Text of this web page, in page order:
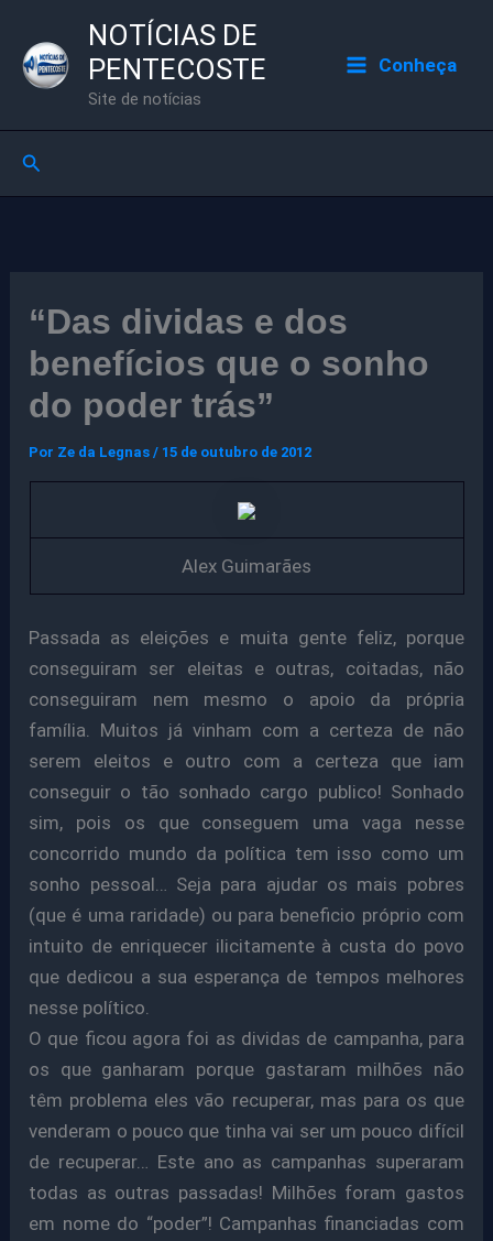
para
NOTÍCIAS DE
PENTECOSTE
Site de notícias
Conheça
Pesquisar
“Das dividas e dos
benefícios que o sonho
do poder trás”
Por Ze da Legnas/ 15 de outubro de 2012
Alex Guimarães
Passada as eleições e muita gente feliz, porque
conseguiram ser eleitas e outras, coitadas, não
conseguiram nem mesmo o apoio da própria
família. Muitos já vinham com a certeza de não
serem eleitos e outro com a certeza que iam
conseguir o tão sonhado cargo publico! Sonhado
sim, pois os que conseguem uma vaga nesse
concorrido mundo da política tem isso como um
sonho pessoal… Seja para ajudar os mais pobres
(que é uma raridade) ou para beneficio próprio com
intuito de enriquecer ilicitamente à custa do povo
que dedicou a sua esperança de tempos melhores
nesse político.
O que ficou agora foi as dividas de campanha, para
os que ganharam porque gastaram milhões não
têm problema eles vão recuperar, mas para os que
venderam o pouco que tinha vai ser um pouco difícil
de recuperar… Este ano as campanhas superaram
todas as outras passadas! Milhões foram gastos
em nome do “poder”! Campanhas financiadas com